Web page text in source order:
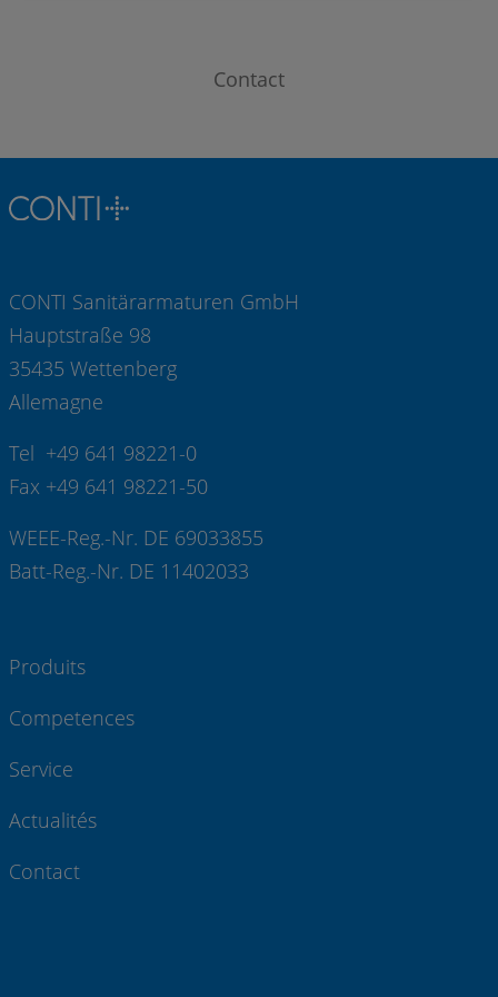
Contact
CONTI Sanitärarmaturen GmbH
Hauptstraße 98
35435 Wettenberg
Allemagne
Tel +49 641 98221-0
Fax +49 641 98221-50
WEEE-Reg.-Nr. DE 69033855
Batt-Reg.-Nr. DE 11402033
Produits
Competences
Service
Actualités
Contact